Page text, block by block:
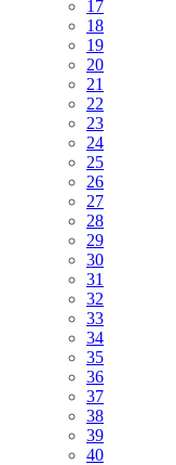
17
18
19
20
21
22
23
24
25
26
27
28
29
30
31
32
33
34
35
36
37
38
39
40